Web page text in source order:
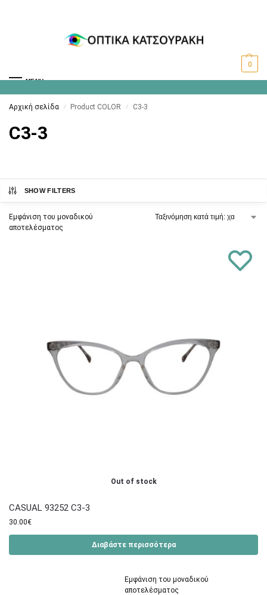
MENU
0
Αρχική σελίδα / Product COLOR / C3-3
C3-3
SHOW FILTERS
Εμφάνιση του μοναδικού
αποτελέσματος
Out of stock
CASUAL 93252 C3-3
30.00€
Διαβάστε περισσότερα
Εμφάνιση του μοναδικού
αποτελέσματος